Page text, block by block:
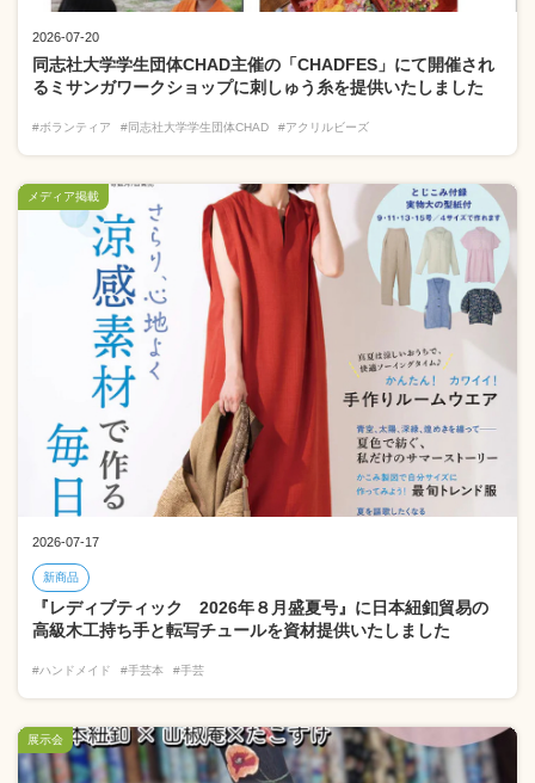
2026-07-20
同志社大学学生団体CHAD主催の「CHADFES」にて開催され
るミサンガワークショップに刺しゅう糸を提供いたしました
#ボランティア #同志社大学学生団体CHAD #アクリルビーズ
2026-07-17
新商品
『レディブティック 2026年８月盛夏号』に日本紐釦貿易の
高級木工持ち手と転写チュールを資材提供いたしました
#ハンドメイド #手芸本 #手芸
メディア掲載
展示会